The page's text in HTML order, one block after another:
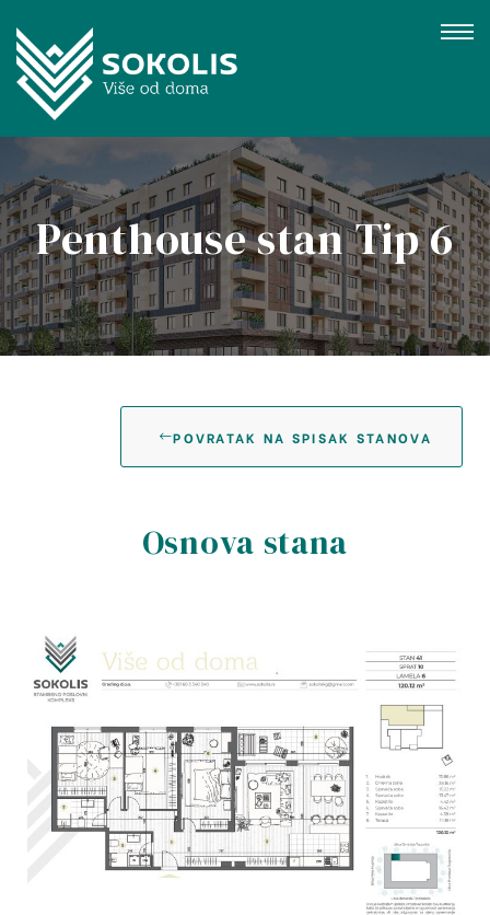
Penthouse stan Tip 6
POVRATAK NA SPISAK STANOVA
Osnova stana